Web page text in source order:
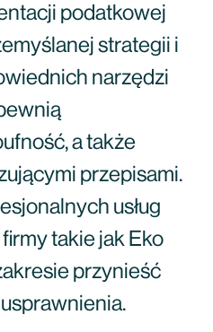
podatkowej
strategii i
narzędzi
a także
przepisami.
usług
takie jak Eko
przynieść